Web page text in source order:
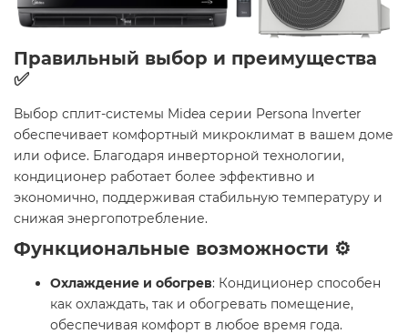
Правильный выбор и преимущества
✅
Выбор сплит-системы Midea серии Persona Inverter
обеспечивает комфортный микроклимат в вашем доме
или офисе. Благодаря инверторной технологии,
кондиционер работает более эффективно и
экономично, поддерживая стабильную температуру и
снижая энергопотребление.​
Функциональные возможности ⚙️
Охлаждение и обогрев: Кондиционер способен
как охлаждать, так и обогревать помещение,
обеспечивая комфорт в любое время года.​